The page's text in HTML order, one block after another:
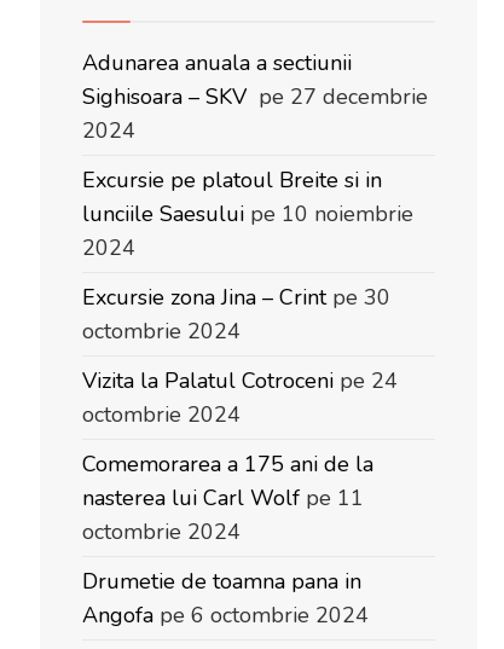
Adunarea anuala a sectiunii
Sighisoara – SKV pe 27 decembrie
2024
Excursie pe platoul Breite si in
lunciile Saesului pe 10 noiembrie
2024
Excursie zona Jina – Crintpe 30
octombrie 2024
Vizita la Palatul Cotroceni pe 24
octombrie 2024
Comemorarea a 175 ani de la
nasterea lui Carl Wolf pe 11
octombrie 2024
Drumetie de toamna pana in
Angofa pe 6 octombrie 2024